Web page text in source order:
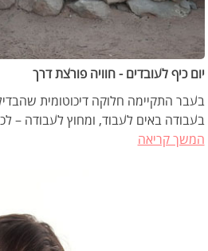
יום כיף לעובדים - חוויה פורצת דרך
בעבר התקיימה חלוקה דיכוטומית
בעבודה באים לעבוד, ומחוץ לעבודה –
המשך קריאה